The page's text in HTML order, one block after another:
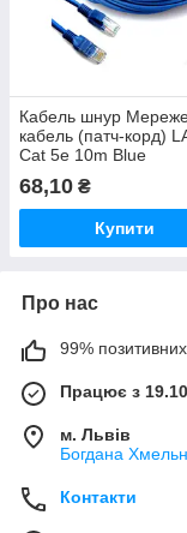
Кабель шнур
кабель (патч-корд)
Cat 5e 10m Blue
68,10 ₴
Купити
Про нас
99% позитивних
Працює з
м. Львів
Богдана
Контакти